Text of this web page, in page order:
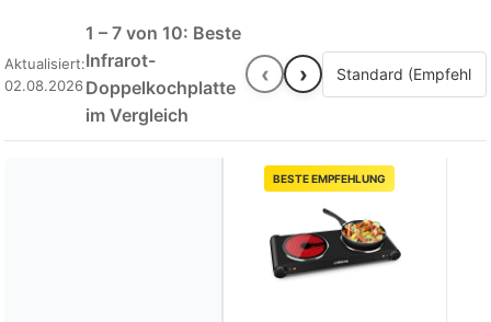
Rolle. Hochwertige Geräte punkten mit stufenloser
Temperatureinstellung und überhitzungsschutz. Ideal für kleine
Küchen, Ferienwohnungen oder als praktische Ergänzung zum
vorhandenen Herd - diese Kochplatten vereinen Mobilität mit
professioneller Kochqualität.
Aktualisiert:
02.08.2026
1 – 7 von 10: Beste
Infrarot-
Doppelkochplatte
im Vergleich
‹ ›
BESTE EMPFEHLUNG